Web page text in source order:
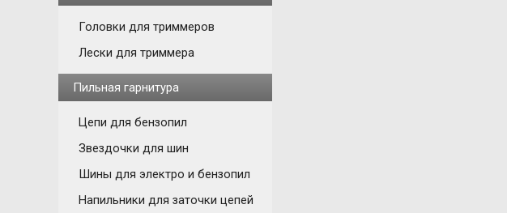
Головки для триммеров
Лески для триммера
Пильная гарнитура
Цепи для бензопил
Звездочки для шин
Шины для электро и бензопил
Напильники для заточки цепей